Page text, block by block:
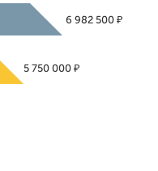
6 982 500 ₽
5 750 000 ₽